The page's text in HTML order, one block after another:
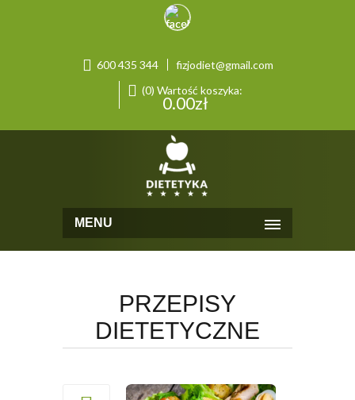
600 435 344
fizjodiet@gmail.com
(0) Wartość koszyka:
0.00zł
MENU
PRZEPISY
DIETETYCZNE